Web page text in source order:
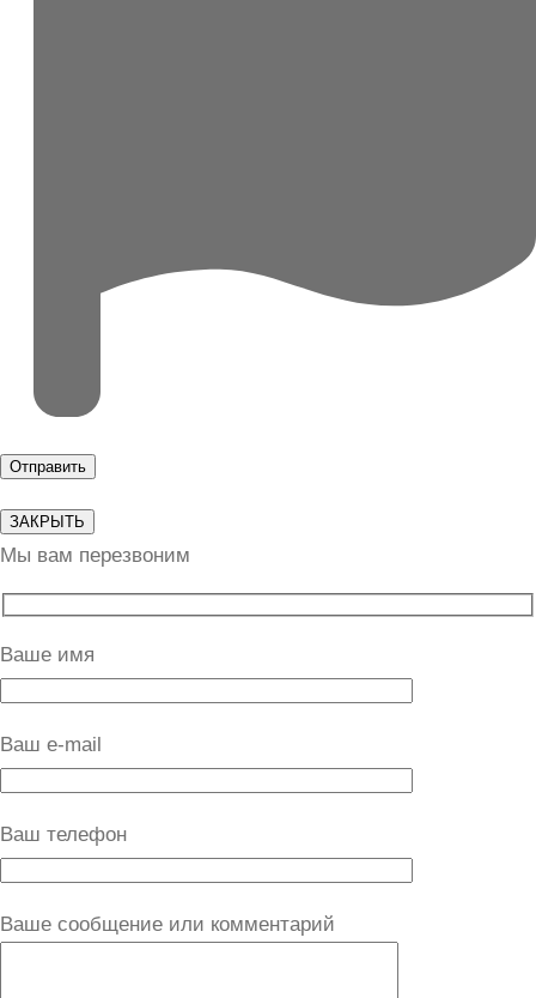
ЗАКРЫТЬ
Мы вам перезвоним
Ваше имя
Ваш e-mail
Ваш телефон
Ваше сообщение или комментарий